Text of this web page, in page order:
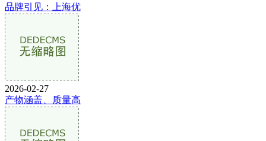
品牌引见：上海优
2026-02-27
产物涵盖、质量高